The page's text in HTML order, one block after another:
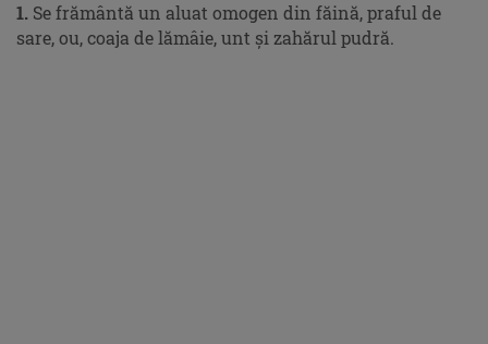
1. Se frământă un aluat omogen din făină, praful de
sare, ou, coaja de lămâie, unt şi zahărul pudră.